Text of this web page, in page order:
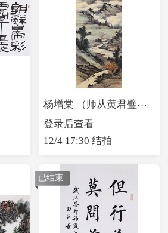
杨增棠 （师从黄君璧）山光云影
登录后查看
12/4 17:30 结拍
已结束